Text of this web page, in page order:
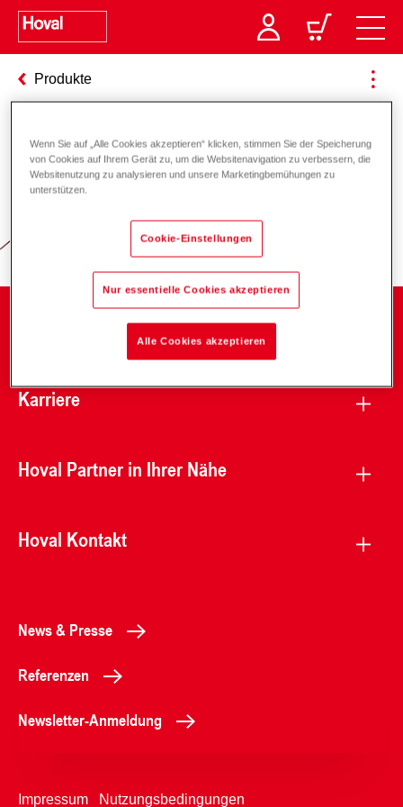
Produkte
Verantwortung für Energie und
Karriere
Hoval Partner in Ihrer Nähe
Hoval Kontakt
News & Presse
Referenzen
Newsletter-Anmeldung
Impressum Nutzungsbedingungen
Wenn Sie auf „Alle Cookies akzeptieren“ klicken, stimmen Sie der Speicherung
von Cookies auf Ihrem Gerät zu, um die Websitenavigation zu verbessern, die
Websitenutzung zu analysieren und unsere Marketingbemühungen zu
unterstützen.
Cookie-Einstellungen
Nur essentielle Cookies akzeptieren
Alle Cookies akzeptieren